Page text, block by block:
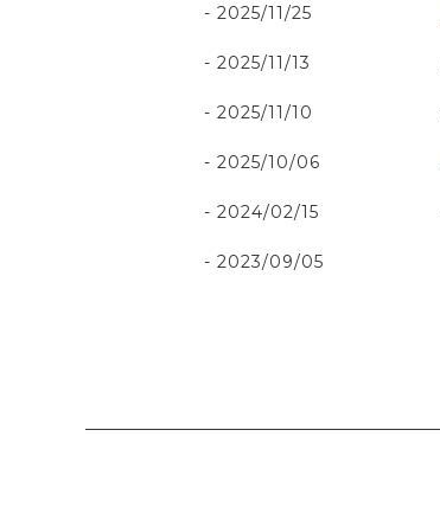
2025/11/25
2025/11/13
2025/11/10
2025/10/06
2024/02/15
2023/09/05